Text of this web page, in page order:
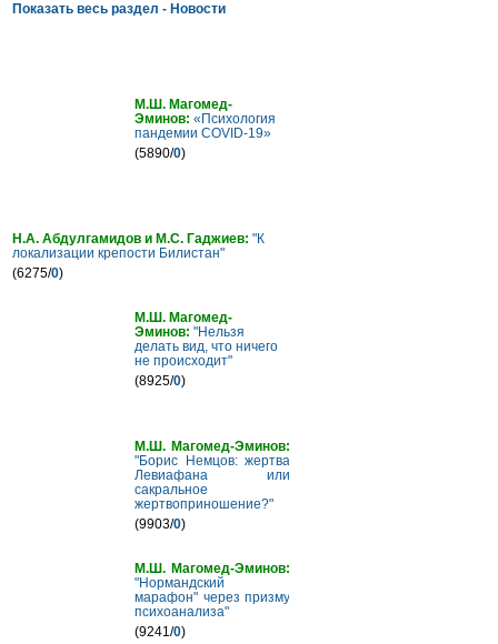
Показать весь раздел - Новости
М.Ш. Магомед-
Эминов: «Психология
пандемии COVID-19»
(5890/0)
Н.А. Абдулгамидов и М.С. Гаджиев: "К
локализации крепости Билистан"
(6275/0)
М.Ш. Магомед-
Эминов: "Нельзя
делать вид, что ничего
не происходит"
(8925/0)
М.Ш. Магомед-Эминов:
"Борис Немцов: жертва
Левиафана или
сакральное
жертвоприношение?"
(9903/0)
М.Ш. Магомед-Эминов:
"Нормандский
марафон" через призму
психоанализа"
(9241/0)